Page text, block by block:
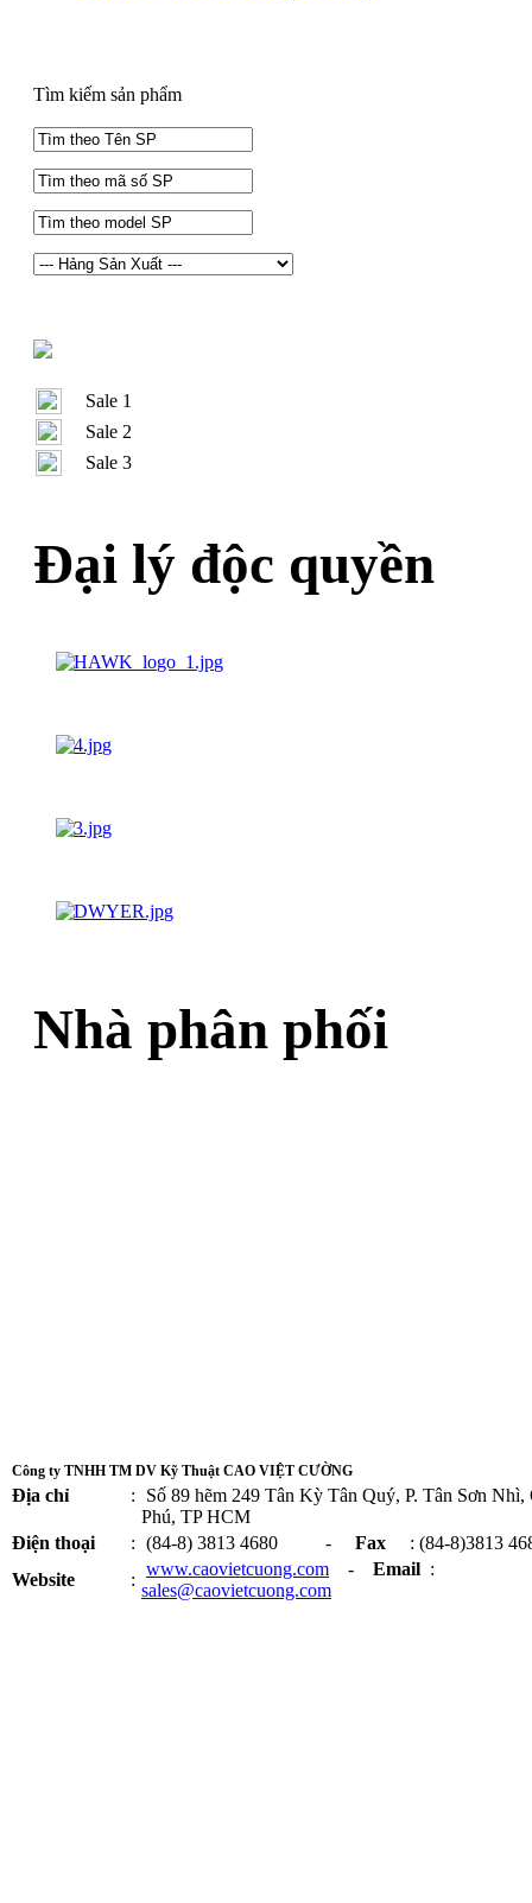
Tìm kiếm sản phẩm
Sale 1
Sale 2
Sale 3
Đại lý độc quyền
Nhà phân phối
Công ty TNHH TM DV Kỹ Thuật CAO VIỆT CƯỜNG
Địa chỉ :
Số 89 hẽm 249 Tân Kỳ Tân Quý, P. Tân Sơn Nhì,
Phú, TP HCM
Điện thoại
: (84-8) 3813 4680 - Fax
: (84-8)3813
Website
:
www.caovietcuong.com - Email :
sales@caovietcuong.com